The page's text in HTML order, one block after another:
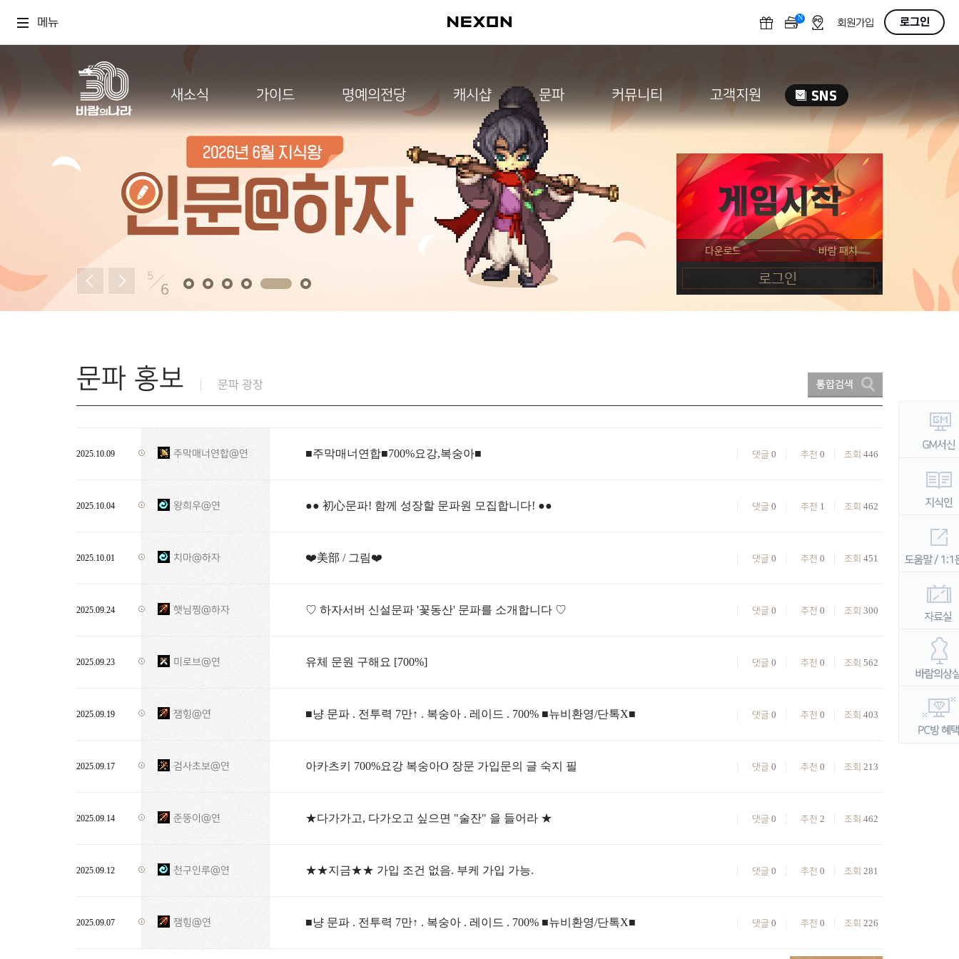
메뉴 N OFF회원가입 로그인
새소식 가이드 명예의전당 캐시샵 문파 커뮤니티 고객지원
5
6
문파 홍보 문파 광장
2025.10.09 주막매너연합@연 ■주막매너연합■700%요강,복숭아■ 조회 446
추천 0
댓글 0
2025.10.04 왕희우@연 ●● 初心문파! 함께 성장할 문파원 모집합니다! ●● 조회 462
추천 1
댓글 0
2025.10.01 치마@하자 ❤️美部 / 그림❤️ 조회 451
추천 0
댓글 0
2025.09.24 햇님찡@하자 ♡ 하자서버 신설문파 '꽃동산' 문파를 소개합니다 ♡ 조회 300
추천 0
댓글 0
2025.09.23 미로브@연 유체 문원 구해요 [700%] 조회 562
추천 0
댓글 0
2025.09.19 잼힝@연 ■냥 문파 . 전투력 7만↑ . 복숭아 . 레이드 . 700% ■뉴비환영/단톡X■ 조회 403
추천 0
댓글 0
2025.09.17 검사초보@연 아카츠키 700%요강 복숭아O 장문 가입문의 글 숙지 필 조회 213
추천 0
댓글 0
2025.09.14 준뚱이@연 ★다가가고, 다가오고 싶으면 "술잔" 을 들어라 ★ 조회 462
추천 2
댓글 0
2025.09.12 천구인루@연 ★★지금★★ 가입 조건 없음. 부케 가입 가능. 조회 281
추천 0
댓글 0
2025.09.07 잼힝@연 ■냥 문파 . 전투력 7만↑ . 복숭아 . 레이드 . 700% ■뉴비환영/단톡X■ 조회 226
추천 0
댓글 0